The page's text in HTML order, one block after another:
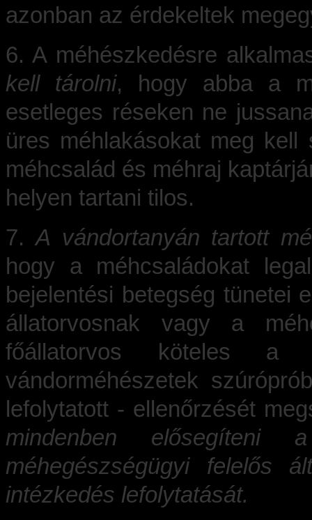
azonban az érdekeltek
6. A méhészkedésre
kell tárolni, hogy abba a
esetleges réseken ne
üres méhlakásokat meg kell
méhcsalád és méhraj
helyen tartani tilos.
7.A vándortanyán tartott
hogy a méhcsaládokat
bejelentési betegség tünetei
állatorvosnak vagy a
főállatorvos köteles a
vándorméhészetek
lefolytatott - ellenőrzését
mindenben
méhegészségügyi felelős
intézkedés lefolytatását.